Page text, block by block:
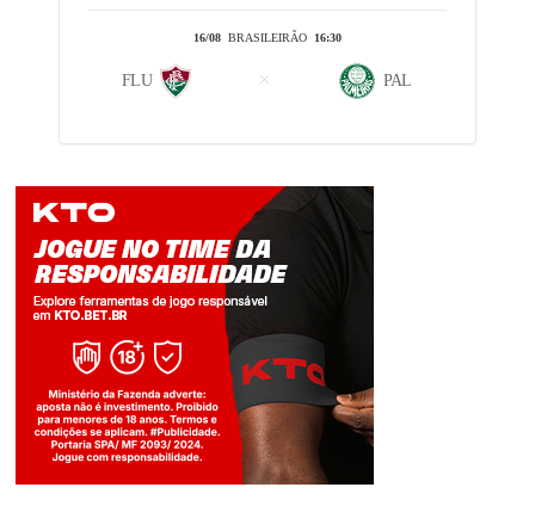
16/08BRASILEIRÃO 16:30
FLU PAL
Jogue com responsabilidade. 18+